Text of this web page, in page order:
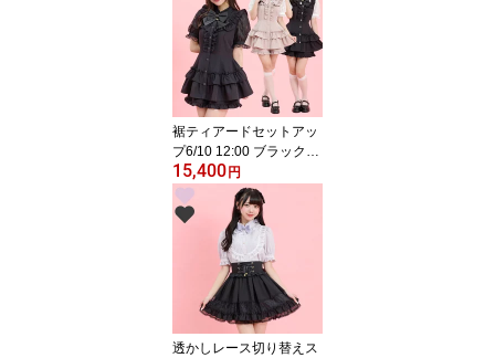
ニ 量産型 地雷系 参
戦服 レディース 可
愛い 半袖 無地 スト
ライプ ピンク グレ
ー ブラック 黒 レー
裾ティアードセットアッ
プ6/10 12:00 ブラック再
入荷4/3 12:00 販売スタ
ートsecrethoney シー
クレットハニー シーハ
ニ 量産型 地雷系 参
戦服 レディース 可愛
い 半袖 無地 ピン
ク ブラック 黒
15,400円
透かしレース切り替えス